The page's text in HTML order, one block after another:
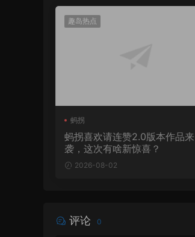
趣岛热点
蚂拐
蚂拐喜欢请连赞2.0版本作品来
袭，这次有啥新惊喜？
2026-08-02
评论 0